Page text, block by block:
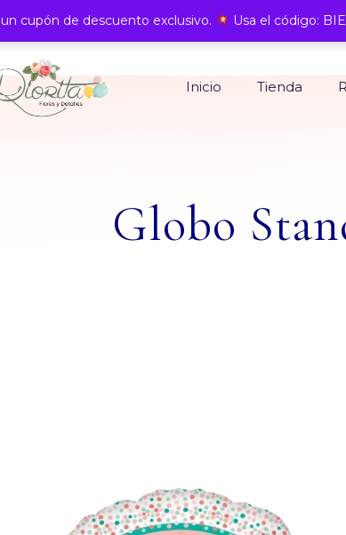
Inicio Tienda
Globo
cupón de descuento exclusivo. Usa el código: